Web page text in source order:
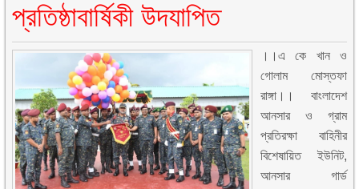
প্রতিষ্ঠাবার্ষিকী উদযাপিত
।।এ কে খান ও
গোলাম মোস্তফা
রাঙ্গা।। বাংলাদেশ
আনসার ও গ্রাম
প্রতিরক্ষা বাহিনীর
বিশেষায়িত ইউনিট,
আনসার গার্ড